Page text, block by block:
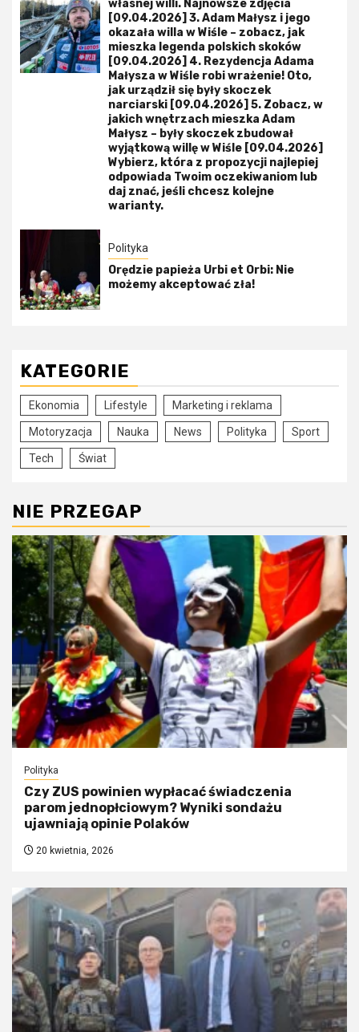
własnej willi. Najnowsze zdjęcia
[09.04.2026] 3. Adam Małysz i jego
okazała willa w Wiśle – zobacz, jak
mieszka legenda polskich skoków
[09.04.2026] 4. Rezydencja Adama
Małysza w Wiśle robi wrażenie! Oto,
jak urządził się były skoczek
narciarski [09.04.2026] 5. Zobacz, w
jakich wnętrzach mieszka Adam
Małysz – były skoczek zbudował
wyjątkową willę w Wiśle [09.04.2026]
Wybierz, która z propozycji najlepiej
odpowiada Twoim oczekiwaniom lub
daj znać, jeśli chcesz kolejne
warianty.
Polityka
Orędzie papieża Urbi et Orbi: Nie
możemy akceptować zła!
KATEGORIE
Ekonomia Lifestyle Marketing i reklama
Motoryzacja Nauka News Polityka Sport
Tech Świat
NIE PRZEGAP
Polityka
Czy ZUS powinien wypłacać świadczenia
parom jednopłciowym? Wyniki sondażu
ujawniają opinie Polaków
20 kwietnia, 2026